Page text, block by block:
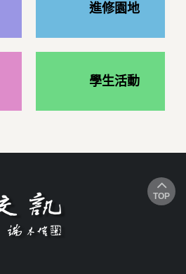
進修園地
學生活動
TOP